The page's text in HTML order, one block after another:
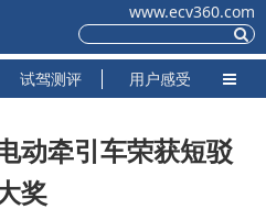
www.ecv360.com
试驾测评 用户感受
动牵引车荣获短驳
奖